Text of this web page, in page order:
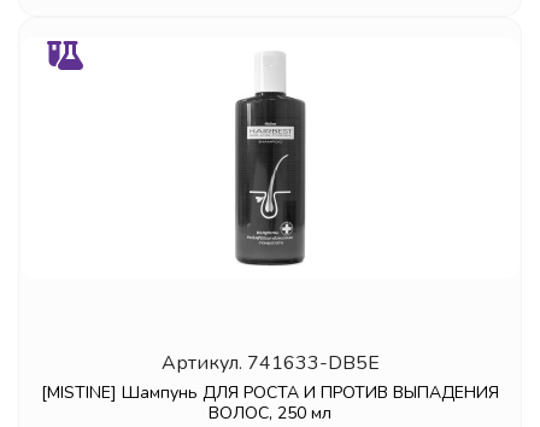
Артикул. 741633-DB5E
[MISTINE] Шампунь ДЛЯ РОСТА И ПРОТИВ ВЫПАДЕНИЯ
ВОЛОС, 250 мл